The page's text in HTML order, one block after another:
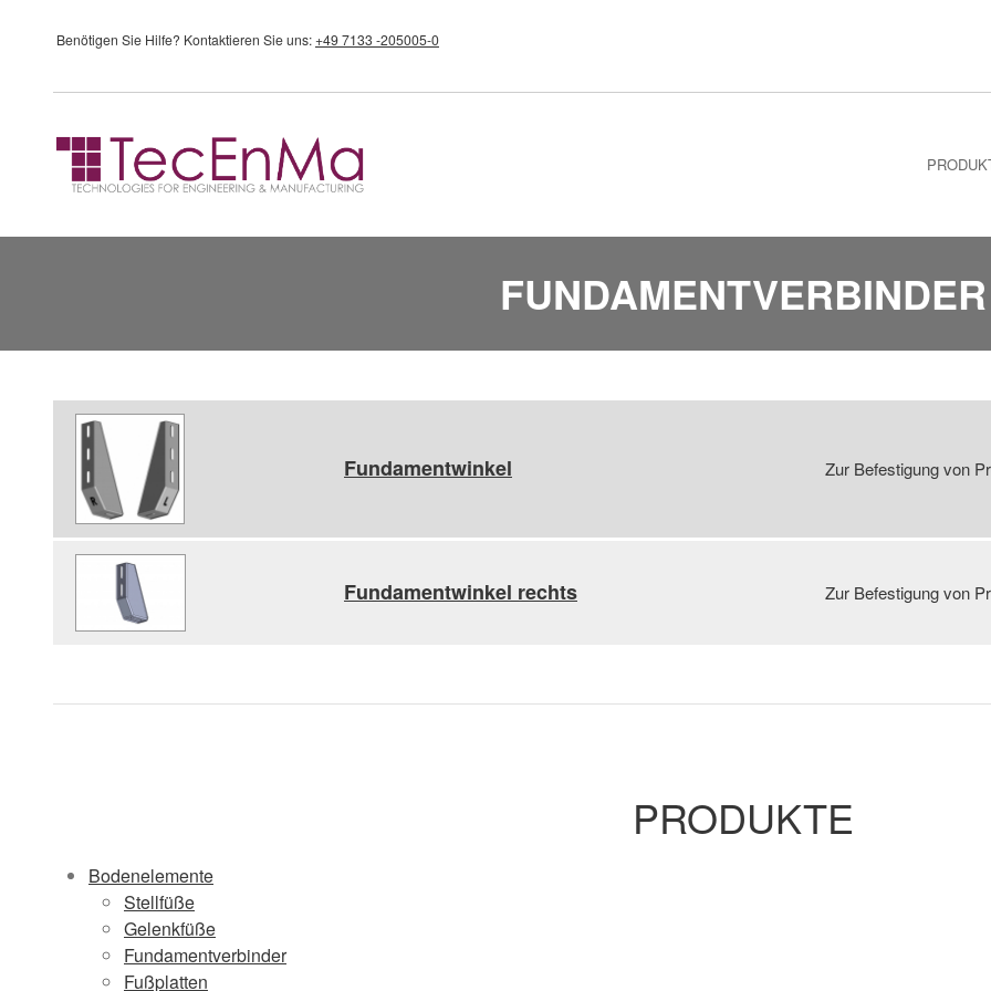
Benötigen Sie Hilfe? Kontaktieren Sie uns:+49 7133 -205005-0
FUNDAMENTVERBINDER
Fundamentwinkel Zur Befestigung von
Fundamentwinkel rechts Zur Befestigung von
PRODUKTE
Bodenelemente
Stellfüße
Gelenkfüße
Fundamentverbinder
Fußplatten